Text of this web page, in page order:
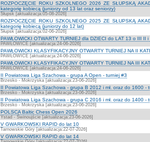
ROZPOCZĘCIE ROKU SZKOLNEGO 2026 ZE SŁUPSKĄ
kategorię kobiecą (juniorzy od 13 lat oraz seniorzy)
Słupsk [aktualizacja:05-08-2026]
ROZPOCZĘCIE ROKU SZKOLNEGO 2025 ZE SŁUPSKĄ
kategorię kobiecą (juniorzy do 12 lat)
Słupsk [aktualizacja:02-06-2026]
PAWŁOWICKI OTWARTY TURNIEJ dla DZIECI do LAT 13 o III II
PAWŁOWICE [aktualizacja:24-06-2026]
PAWŁOWICKI KLASYFIKACYJNY OTWARTY TURNIEJ NA II
PAWŁOWICE [aktualizacja:24-06-2026]
PAWŁOWICKI KLASYFIKACYJNY OTWARTY TURNIEJ NA III
PAWŁOWICE [aktualizacja:24-06-2026]
II Powiatowa Liga Szachowa - grupa A Open - turniej #3
Brzesko - Mokrzyska [aktualizacja:23-06-2026]
II Powiatowa Liga Szachowa - grupa B 2012 i mł. oraz do 1600 -
Brzesko - Mokrzyska [aktualizacja:23-06-2026]
II Powiatowa Liga Szachowa - grupa C 2016 i mł. oraz do 1400 -
Brzesko - Mokrzyska [aktualizacja:23-06-2026]
POLSCA Baltic Chess Open 2026
Ystad - Świnoujście [aktualizacja:23-06-2026]
V GWARKOWSKI RAPID do lat 10
Tarnowskie Góry [aktualizacja:22-07-2026]
V GWARKOWSKI RAPID do lat 14